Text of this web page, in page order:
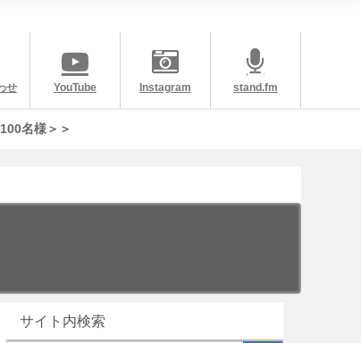
せ YouTube Instagram stand.fm
名様＞＞
サイト内検索